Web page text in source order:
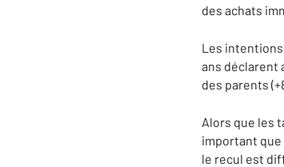
des achats
Les
ans déclarent
des parents
Alors que les
important que
le recul est